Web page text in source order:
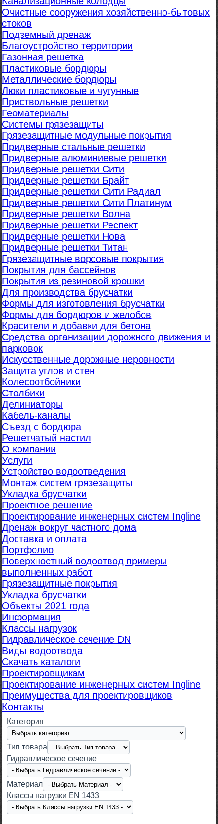
Очистные сооружения хозяйственно-бытовых
стоков
Подземный дренаж
Благоустройство территории
Газонная решетка
Пластиковые бордюры
Металлические бордюры
Люки пластиковые и чугунные
Приствольные решетки
Геоматериалы
Системы грязезащиты
Грязезащитные модульные покрытия
Придверные стальные решетки
Придверные алюминиевые решетки
Придверные решетки Сити
Придверные решетки Брайт
Придверные решетки Сити Радиал
Придверные решетки Сити Платинум
Придверные решетки Волна
Придверные решетки Респект
Придверные решетки Нова
Придверные решетки Титан
Грязезащитные ворсовые покрытия
Покрытия для бассейнов
Покрытия из резиновой крошки
Для производства брусчатки
Формы для изготовления брусчатки
Формы для бордюров и желобов
Красители и добавки для бетона
Средства организации дорожного движения и
парковок
Искусственные дорожные неровности
Защита углов и стен
Колесоотбойники
Столбики
Делиниаторы
Кабель-каналы
Съезд с бордюра
Решетчатый настил
О компании
Услуги
Устройство водоотведения
Монтаж систем грязезащиты
Укладка брусчатки
Проектное решение
Проектирование инженерных систем Ingline
Дренаж вокруг частного дома
Доставка и оплата
Портфолио
Поверхностный водоотвод примеры
выполненных работ
Грязезащитные покрытия
Укладка брусчатки
Объекты 2021 года
Информация
Классы нагрузок
Гидравлическое сечение DN
Виды водоотвода
Скачать каталоги
Проектировщикам
Проектирование инженерных систем Ingline
Преимущества для проектировщиков
Контакты
Категория
Тип товара
Гидравлическое сечение
Материал
Класcы нагрузки EN 1433